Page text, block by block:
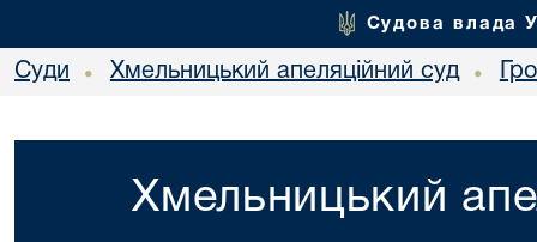
Судова влада
Суди • Хмельницький апеляційний суд •
Хмельницький